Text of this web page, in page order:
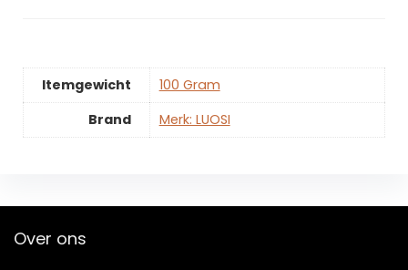
Itemgewicht
‎100 Gram
Brand
Merk: LUOSI
Over ons